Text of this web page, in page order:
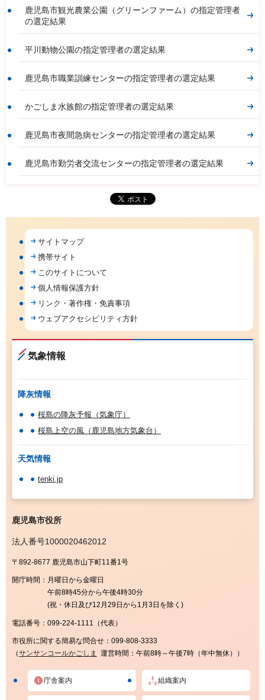
鹿児島市観光農業公園（グリーンファーム）の指定管理者
の選定結果
平川動物公園の指定管理者の選定結果
鹿児島市職業訓練センターの指定管理者の選定結果
かごしま水族館の指定管理者の選定結果
鹿児島市夜間急病センターの指定管理者の選定結果
鹿児島市勤労者交流センターの指定管理者の選定結果
サイトマップ
携帯サイト
このサイトについて
個人情報保護方針
リンク・著作権・免責事項
ウェブアクセシビリティ方針
気象情報
降灰情報
桜島の降灰予報（気象庁）
桜島上空の風（鹿児島地方気象台）
天気情報
tenki.jp
鹿児島市役所
法人番号1000020462012
〒892-8677 鹿児島市山下町11番1号
開庁時間： 月曜日から金曜日
午前8時45分から午後4時30分
(祝・休日及び12月29日から1月3日を除く)
電話番号： 099-224-1111（代表）
市役所に関する簡易な問合せ： 099-808-3333
（サンサンコールかごしま 運営時間：午前8時～午後7時（年中無休））
庁舎案内 組織案内